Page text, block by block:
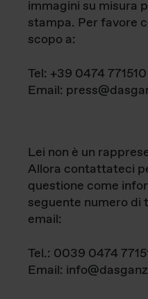
immagini su misura
stampa. Per favore
scopo a:
Tel: +39 0474 771510
Email:
Lei non è un
Allora contattateci
questione come
seguente numero
email:
Tel.: 0039 0474
Email: